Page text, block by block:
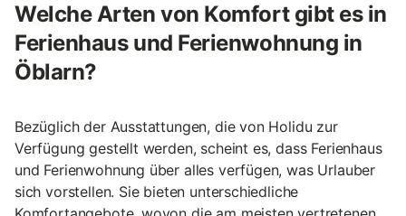
Welche Arten von Komfort gibt es in
Ferienhaus und Ferienwohnung in
Öblarn?
Bezüglich der Ausstattungen, die von Holidu zur
Verfügung gestellt werden, scheint es, dass Ferienhaus
und Ferienwohnung über alles verfügen, was Urlauber
sich vorstellen. Sie bieten unterschiedliche